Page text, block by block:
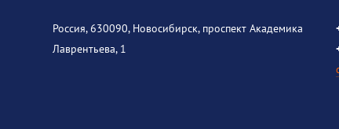
Россия, 630090, Новосибирск, проспект Академика
Лаврентьева, 1